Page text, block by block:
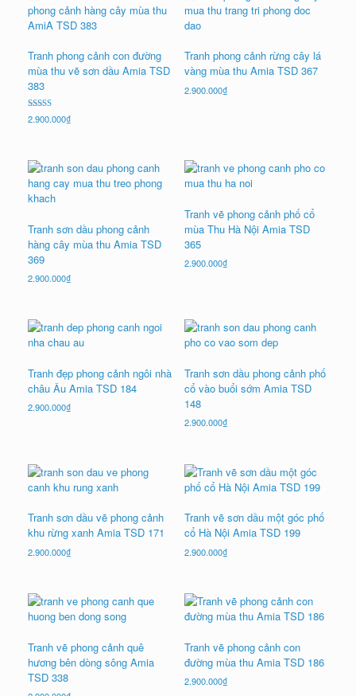
Tranh phong cảnh con đường
mùa thu vẽ sơn dầu Amia TSD
383
Được xếp
hạng
2.900.000₫
Tranh phong cảnh rừng cây lá
vàng mùa thu Amia TSD 367
2.900.000₫
Tranh sơn dầu phong cảnh
hàng cây mùa thu Amia TSD
369
2.900.000₫
Tranh vẽ phong cảnh phố cổ
mùa Thu Hà Nội Amia TSD
365
2.900.000₫
Tranh đẹp phong cảnh ngôi nhà
châu Âu Amia TSD 184
2.900.000₫
Tranh sơn dầu phong cảnh phố
cổ vào buổi sớm Amia TSD
148
2.900.000₫
Tranh sơn dầu vẽ phong cảnh
khu rừng xanh Amia TSD 171
2.900.000₫
Tranh vẽ sơn dầu một góc phố
cổ Hà Nội Amia TSD 199
2.900.000₫
Tranh vẽ phong cảnh quê
hương bên dòng sông Amia
TSD 338
Tranh vẽ phong cảnh con
đường mùa thu Amia TSD 186
2.900.000₫